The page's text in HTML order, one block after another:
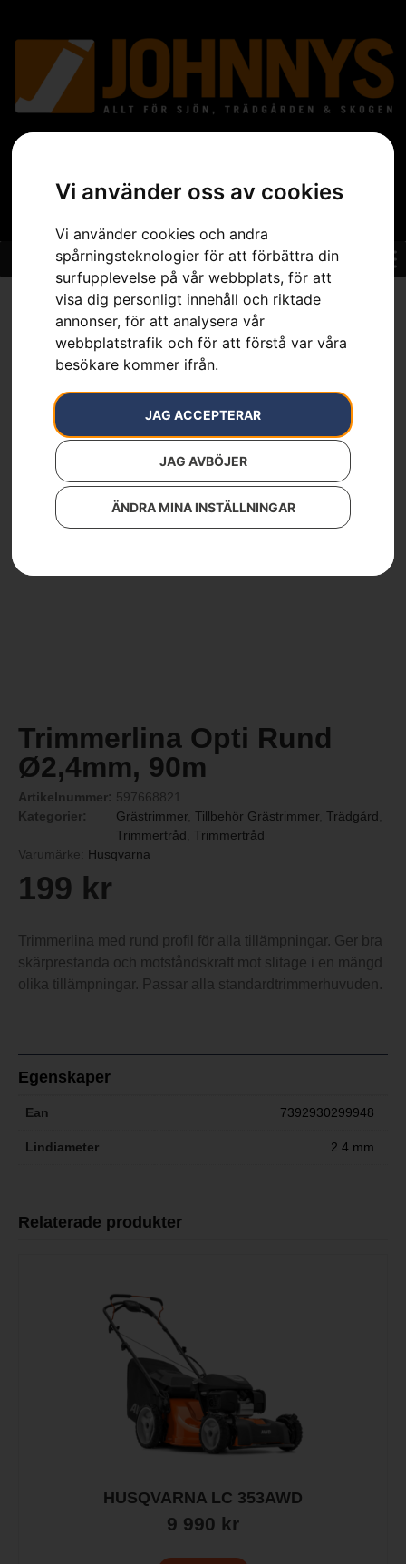
Vi använder oss av cookies
Vi använder cookies och andra
spårningsteknologier för att förbättra din
surfupplevelse på vår webbplats, för att
visa dig personligt innehåll och riktade
annonser, för att analysera vår
webbplatstrafik och för att förstå var våra
besökare kommer ifrån.
JAG ACCEPTERAR
JAG AVBÖJER
ÄNDRA MINA INSTÄLLNINGAR
»Sortiment»Trädgård»Grästrimmer»Tillbehör
Trimmerlina Opti Rund Ø2,4mm, 90m
Trimmerlina Opti Rund
Ø2,4mm, 90m
Artikelnummer: 597668821
Kategorier:
Grästrimmer Tillbehör Grästrimmer Trädgård
Trimmertråd Trimmertråd
Varumärke: Husqvarna
199 kr
Trimmerlina med rund profil för alla tillämpningar. Ger bra
skärprestanda och motståndskraft mot slitage i en mängd
olika tillämpningar. Passar alla standardtrimmerhuvuden.
Egenskaper
Ean 7392930299948
Lindiameter 2.4 mm
Relaterade produkter
HUSQVARNA LC 353AWD
9 990 kr